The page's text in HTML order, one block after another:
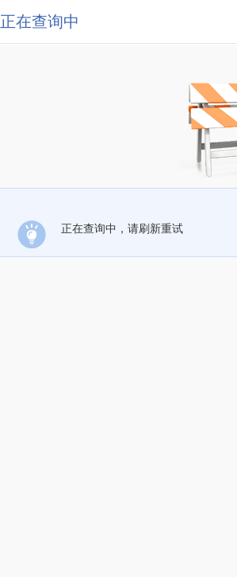
正在查询中
正在查询中，请刷新重试